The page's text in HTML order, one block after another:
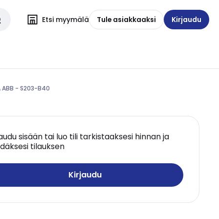
Etsi myymälä Tule asiakkaaksi Kirjaudu
- S203-B40
sisään tai luo tili tarkistaaksesi hinnan ja
tilauksen
Kirjaudu